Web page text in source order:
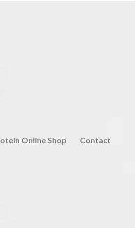
Online Shop Contact